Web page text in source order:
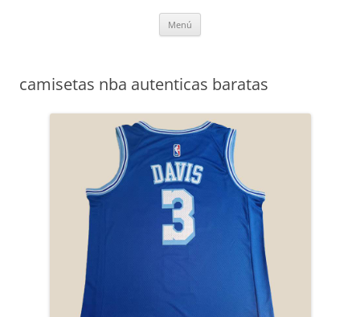
Menú
camisetas nba autenticas baratas